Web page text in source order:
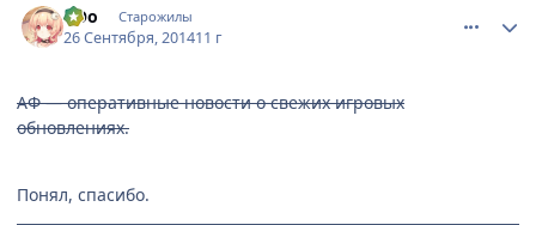
оОо Старожилы
26 Сентября, 201411 г
АФ — оперативные новости о свежих игровых
обновлениях.
Понял, спасибо.